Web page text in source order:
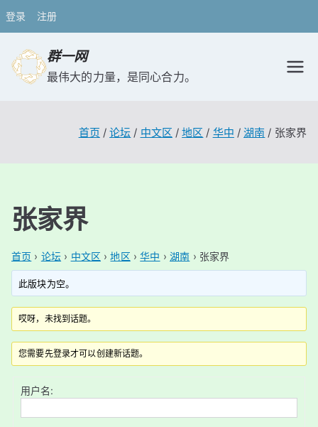
登录 注册
群一网
最伟大的力量，是同心合力。
首页 论坛 中文区 地区 华中 湖南 张家界
张家界
首页 › 论坛 › 中文区 › 地区 › 华中 › 湖南 › 张家界
此版块为空。
哎呀，未找到话题。
您需要先登录才可以创建新话题。
用户名: